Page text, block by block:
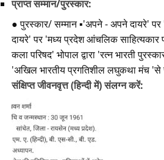
प्राप्त सम्मान/पुरस्कार:
● पुरस्कार/ सम्मान ▪︎'अपने - अपने दायरे' पर
दायरे' पर 'मध्य प्रदेश आंचलिक साहित्यकार
कला परिषद' भोपाल द्वारा 'रत्न भारती
'अखिल भारतीय प्रगतिशील लघुकथा मंच 'से
संक्षिप्त जीवनवृत्त (हिन्दी में) संलग्न करें: